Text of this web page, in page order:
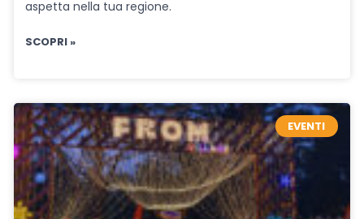
aspetta nella tua regione.
SCOPRI »
EVENTI